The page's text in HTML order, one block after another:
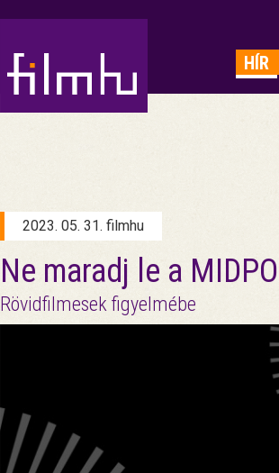
HÍR
2023. 05. 31. filmhu
Ne maradj le a
Rövidfilmesek figyelmébe